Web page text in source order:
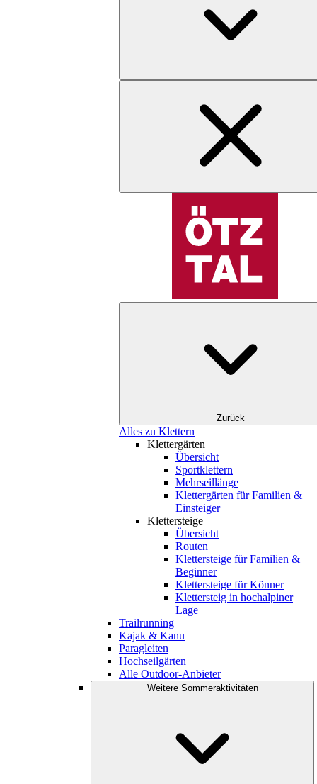
Zurück
Alles zu Klettern
Klettergärten
Übersicht
Sportklettern
Mehrseillänge
Klettergärten für Familien &
Einsteiger
Klettersteige
Übersicht
Routen
Klettersteige für Familien &
Beginner
Klettersteige für Könner
Klettersteig in hochalpiner
Lage
Trailrunning
Kajak & Kanu
Paragleiten
Hochseilgärten
Alle Outdoor-Anbieter
Weitere Sommeraktivitäten